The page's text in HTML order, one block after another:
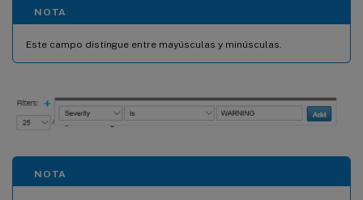
NOTA
Este campo distingue entre mayúsculas y minúsculas.
NOTA